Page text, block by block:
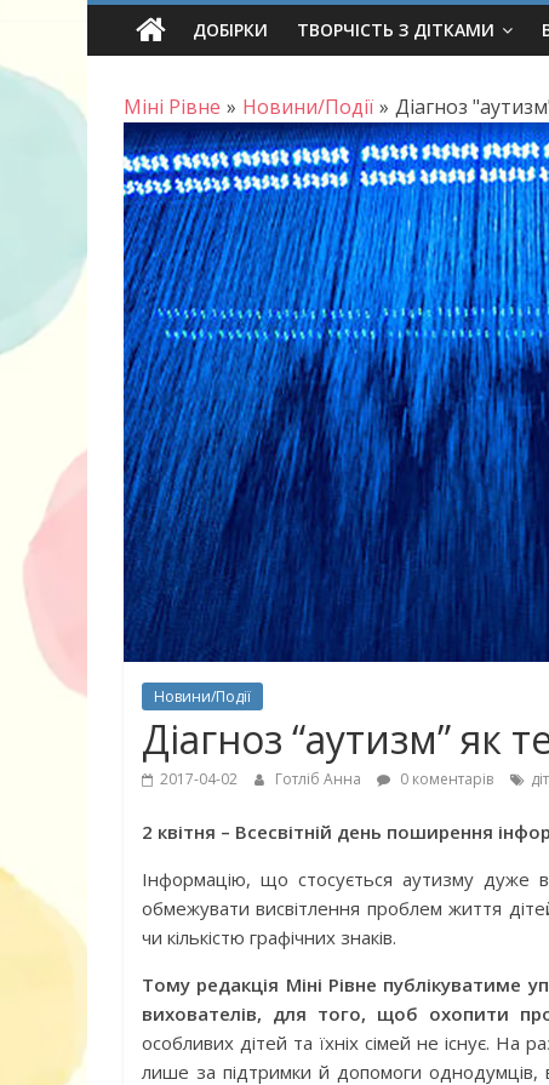
Skip
ДОБІРКИ ТВОРЧІСТЬ З ДІТКАМИ
Міні Рівне » Новини/Події » Діагноз
Новини/Події
Діагноз “аутизм” як
2017-04-02 Готліб Анна 0 коментарів
2 квітня – Всесвітній день поширення
Інформацію, що стосується аутизму дуже
обмежувати висвітлення проблем життя
чи кількістю графічних знаків.
Тому редакція Міні Рівне публікуватиме
вихователів, для того, щоб охопити
особливих дітей та їхніх сімей не існує. На
лише за підтримки й допомоги однодумців,
10 найкращих
дітей, що